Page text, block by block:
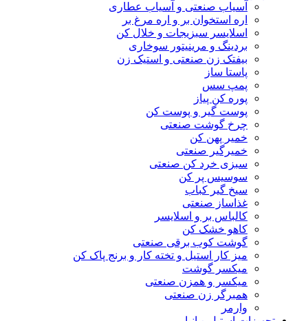
آسیاب صنعتی و آسیاب عطاری
اره استخوان بر و اره مرغ بر
اسلایسر سبزیجات و خلال کن
بردینگ و مرینیتور سوخاری
بیفتک زن صنعتی و استیک زن
پاستا ساز
پمپ سس
پوره کن پیاز
پوست گیر و پوست کن
چرخ گوشت صنعتی
خمیر پهن کن
خمیرگیر صنعتی
سبزی خرد کن صنعتی
سوسیس پر کن
سیخ گیر کباب
غذاساز صنعتی
کالباس بر و اسلایسر
کاهو خشک کن
گوشت کوب برقی صنعتی
میز کار استیل و تخته کار و برنج پاک کن
میکسر گوشت
میکسر و همزن صنعتی
همبرگر زن صنعتی
وارمر